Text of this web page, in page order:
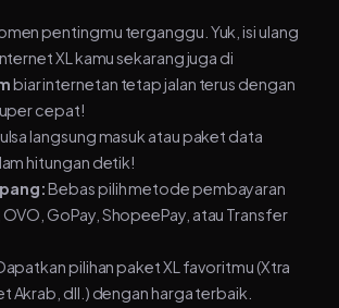
pentingmu terganggu. Yuk, isi ulang
XL kamu sekarang juga di
biar internetan tetap jalan terus dengan
cepat!
langsung masuk atau paket data
hitungan detik!
Bebas pilih metode pembayaran
OVO, GoPay, ShopeePay, atau Transfer
pilihan paket XL favoritmu (Xtra
Akrab, dll.) dengan harga terbaik.